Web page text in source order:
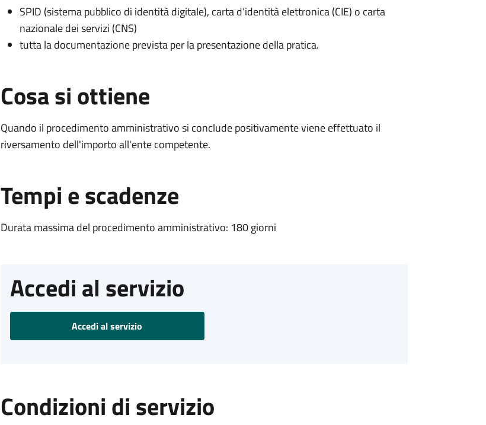
SPID (sistema pubblico di identità digitale), carta d’identità elettronica (CIE) o carta
nazionale dei servizi (CNS)
tutta la documentazione prevista per la presentazione della pratica.
Cosa si ottiene
Quando il procedimento amministrativo si conclude positivamente viene effettuato il
riversamento dell'importo all'ente competente.
Tempi e scadenze
Durata massima del procedimento amministrativo: 180 giorni
Accedi al servizio
Accedi al servizio
Condizioni di servizio